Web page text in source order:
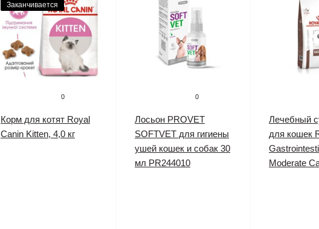
Заканчивается
0
Корм для котят Royal
Canin Kitten, 4,0 кг
0
Лосьон PROVET
SOFTVET для гигиены
ушей кошек и собак 30
мл PR244010
Лечебный
для кошек
Moderate